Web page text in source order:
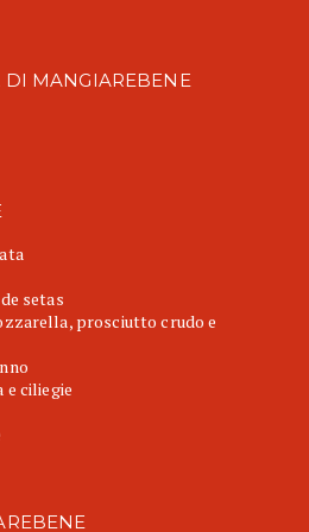
MANGIAREBENE
setas
prosciutto crudo e
ciliegie